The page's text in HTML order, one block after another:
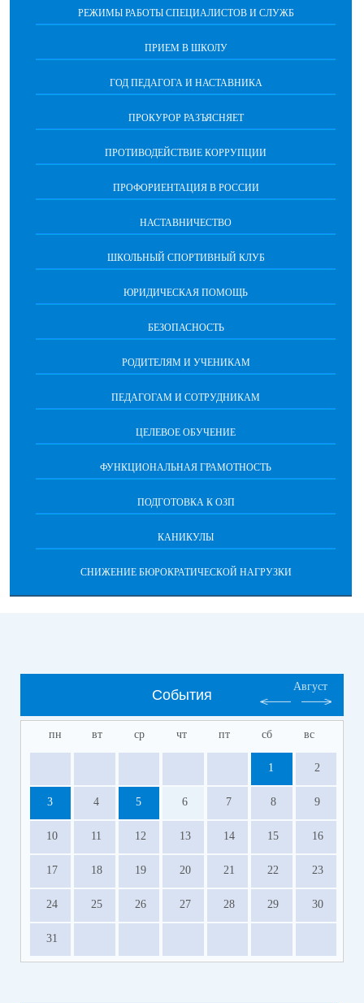
РЕЖИМЫ РАБОТЫ СПЕЦИАЛИСТОВ И СЛУЖБ
ПРИЕМ В ШКОЛУ
ГОД ПЕДАГОГА И НАСТАВНИКА
ПРОКУРОР РАЗЪЯСНЯЕТ
ПРОТИВОДЕЙСТВИЕ КОРРУПЦИИ
ПРОФОРИЕНТАЦИЯ В РОССИИ
НАСТАВНИЧЕСТВО
ШКОЛЬНЫЙ СПОРТИВНЫЙ КЛУБ
ЮРИДИЧЕСКАЯ ПОМОЩЬ
БЕЗОПАСНОСТЬ
РОДИТЕЛЯМ И УЧЕНИКАМ
ПЕДАГОГАМ И СОТРУДНИКАМ
ЦЕЛЕВОЕ ОБУЧЕНИЕ
ФУНКЦИОНАЛЬНАЯ ГРАМОТНОСТЬ
ПОДГОТОВКА К ОЗП
КАНИКУЛЫ
СНИЖЕНИЕ БЮРОКРАТИЧЕСКОЙ НАГРУЗКИ
События
Август
пн вт ср чт пт сб вс
1 2
3 4 5 6 7 8 9
10 11 12 13 14 15 16
17 18 19 20 21 22 23
24 25 26 27 28 29 30
31